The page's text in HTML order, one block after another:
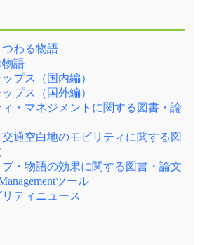
つわる物語
語
プス（国内編）
プス（国外編）
・マネジメントに関する図書・論
通空白地のモビリティに関する図
・物語の効果に関する図書・論文
ツール
ティニュース